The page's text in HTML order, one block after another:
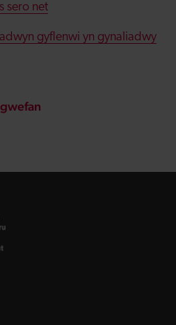
sero net
gyflenwi yn gynaliadwy